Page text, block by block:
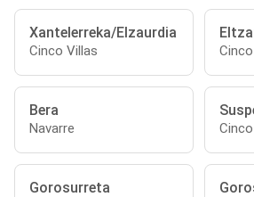
Xantelerreka/Elzaurdia
Cinco Villas
Bera
Navarre
Gorosurreta